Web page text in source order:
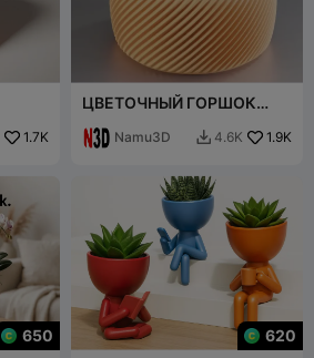
1.7K
ЦВЕТОЧНЫЙ ГОРШОК
Namu3D  4.6K 1.9K
650
620